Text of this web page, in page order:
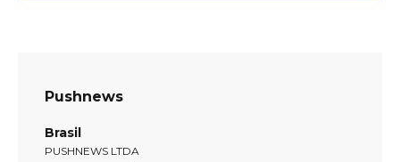
Pushnews
Brasil
PUSHNEWS LTDA